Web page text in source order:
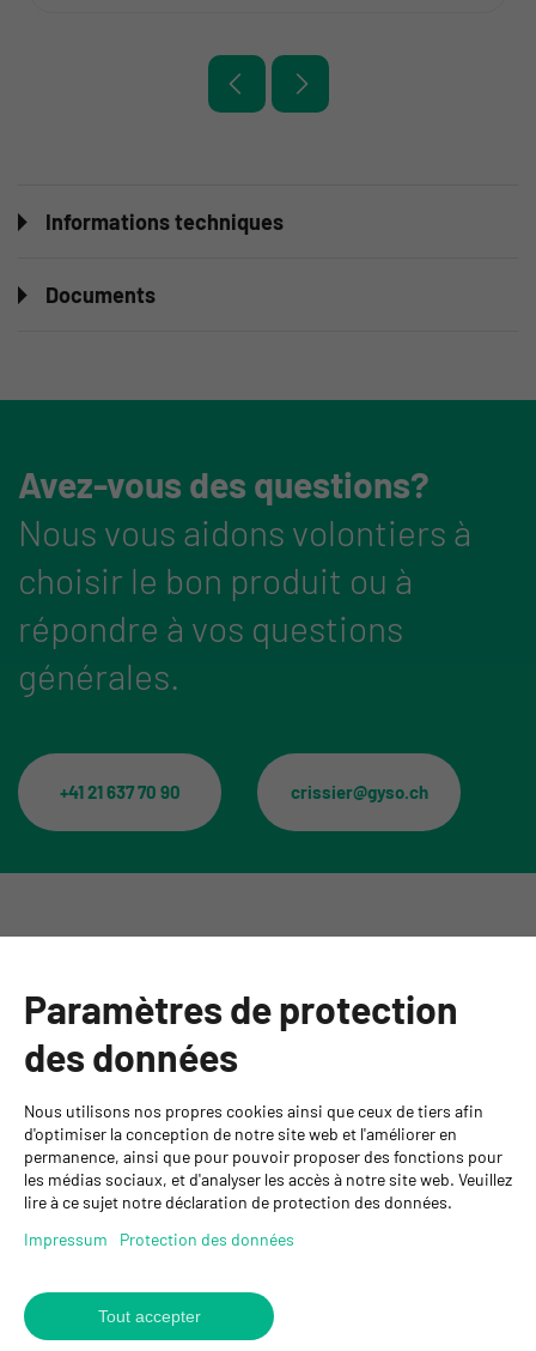
Informations techniques
Documents
Avez-vous des questions?
Nous vous aidons volontiers à
choisir le bon produit ou à
répondre à vos questions
générales.
+41 21 637 70 90 crissier@gyso.ch
Informations
GYSO SA
Succursale Crissier
Chemin de Closalet 20
1023 Crissier
+41 21 637 70 90
www.gyso.ch
Paramètres de protection
des données
Nous utilisons nos propres cookies ainsi que ceux de tiers afin
d'optimiser la conception de notre site web et l'améliorer en
permanence, ainsi que pour pouvoir proposer des fonctions pour
les médias sociaux, et d'analyser les accès à notre site web. Veuillez
lire à ce sujet notre déclaration de protection des données.
Impressum
Protection des données
Tout accepter